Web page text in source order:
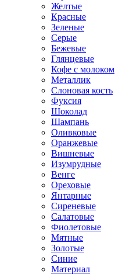
Желтые
Красные
Зеленые
Серые
Бежевые
Глянцевые
Кофе с молоком
Металлик
Слоновая кость
Фуксия
Шоколад
Шампань
Оливковые
Оранжевые
Вишневые
Изумрудные
Венге
Ореховые
Янтарные
Сиреневые
Салатовые
Фиолетовые
Мятные
Золотые
Синие
Материал